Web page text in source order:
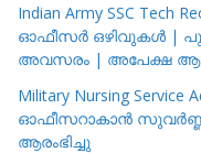
Indian Army SSC Tech
ഓഫീസർ ഒഴിവുകൾ |
അവസരം | അപേക്ഷ
Military Nursing
ഓഫീസറാകാൻ
ആരംഭിച്ചു